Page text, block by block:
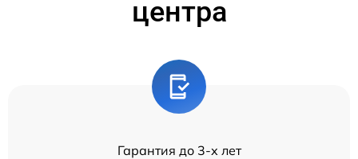
центра
Гарантия до 3-х лет